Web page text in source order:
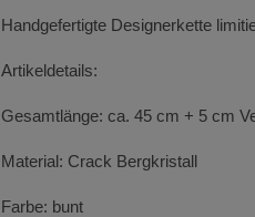
Handgefertigte Designerkette
Artikeldetails:
Gesamtlänge: ca. 45 cm + 5 cm
Material: Crack Bergkristall
Farbe: bunt